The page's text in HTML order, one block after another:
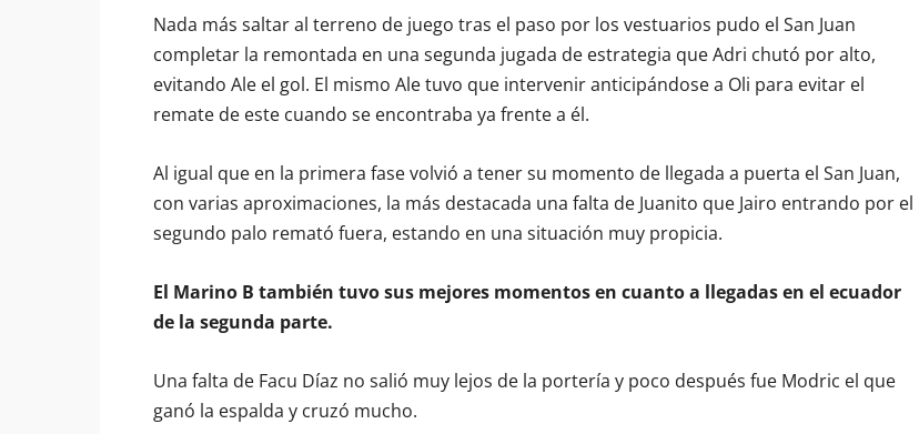
Nada más saltar al terreno de juego tras el paso por los vestuarios pudo el San Juan
completar la remontada en una segunda jugada de estrategia que Adri chutó por alto,
evitando Ale el gol. El mismo Ale tuvo que intervenir anticipándose a Oli para evitar el
remate de este cuando se encontraba ya frente a él.
Al igual que en la primera fase volvió a tener su momento de llegada a puerta el San Juan,
con varias aproximaciones, la más destacada una falta de Juanito que Jairo entrando por el
segundo palo remató fuera, estando en una situación muy propicia.
El Marino B también tuvo sus mejores momentos en cuanto a llegadas en el ecuador
de la segunda parte.
Una falta de Facu Díaz no salió muy lejos de la portería y poco después fue Modric el que
ganó la espalda y cruzó mucho.